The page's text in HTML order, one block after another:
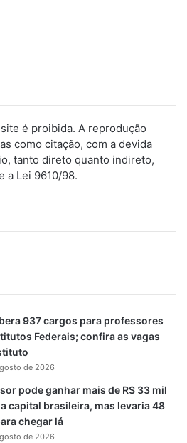
é proibida. A reprodução
como citação, com a devida
tanto direto quanto indireto,
a Lei 9610/98.
937 cargos para professores
Federais; confira as vagas
de 2026
pode ganhar mais de R$ 33 mil
capital brasileira, mas levaria 48
chegar lá
de 2026